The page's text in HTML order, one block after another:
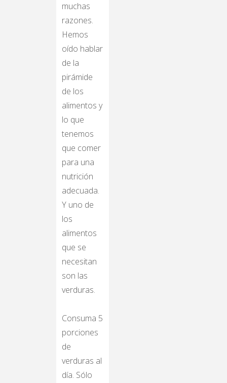
muchas
razones.
Hemos
oído hablar
de la
pirámide
de los
alimentos y
lo que
tenemos
que comer
para una
nutrición
adecuada.
Y uno de
los
alimentos
que se
necesitan
son las
verduras.
Consuma 5
porciones
de
verduras al
día. Sólo